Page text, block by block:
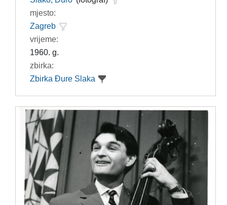
mjesto:
Zagreb
vrijeme:
1960. g.
zbirka:
Zbirka Đure Slaka